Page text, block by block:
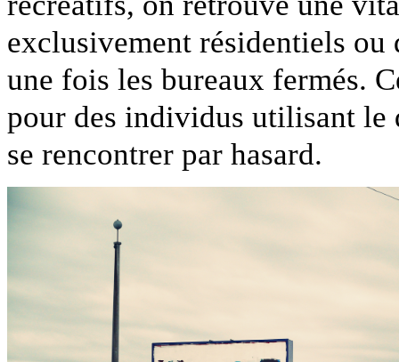
exclusivement résidentiels ou
une fois les bureaux fermés.
pour des individus utilisant le
se rencontrer par hasard.